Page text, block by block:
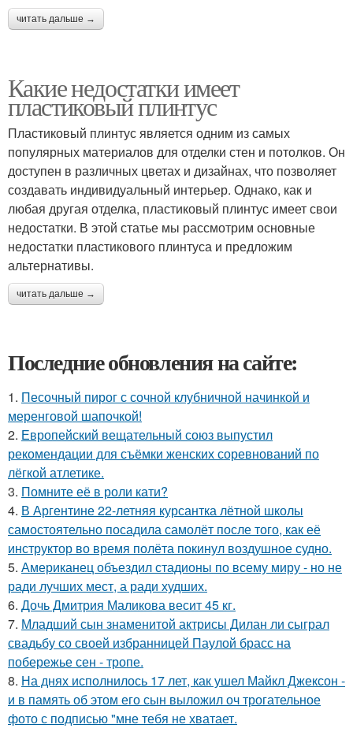
читать дальше →
Какие недостатки имеет
пластиковый плинтус
Пластиковый плинтус является одним из самых
популярных материалов для отделки стен и потолков. Он
доступен в различных цветах и дизайнах, что позволяет
создавать индивидуальный интерьер. Однако, как и
любая другая отделка, пластиковый плинтус имеет свои
недостатки. В этой статье мы рассмотрим основные
недостатки пластикового плинтуса и предложим
альтернативы.
читать дальше →
Последние обновления на сайте:
1. Песочный пирог с сочной клубничной начинкой и
меренговой шапочкой!
2. Европейский вещательный союз выпустил
рекомендации для съёмки женских соревнований по
лёгкой атлетике.
3. Помните её в роли кати?
4. В Аргентине 22-летняя курсантка лётной школы
самостоятельно посадила самолёт после того, как её
инструктор во время полёта покинул воздушное судно.
5. Американец объездил стадионы по всему миру - но не
ради лучших мест, а ради худших.
6. Дочь Дмитрия Маликова весит 45 кг.
7. Младший сын знаменитой актрисы Дилан ли сыграл
свадьбу со своей избранницей Паулой брасс на
побережье сен - тропе.
8. На днях исполнилось 17 лет, как ушел Майкл Джексон -
и в память об этом его сын выложил оч трогательное
фото с подписью "мне тебя не хватает.